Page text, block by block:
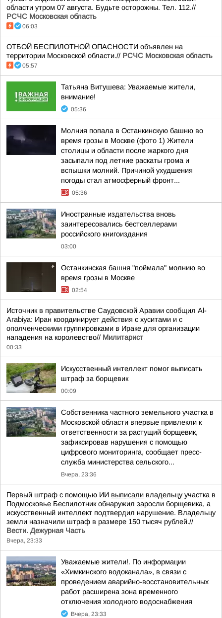
области утром 07 августа. Будьте осторожны. Тел. 112.//
РСЧС Московская область
06:03
ОТБОЙ БЕСПИЛОТНОЙ ОПАСНОСТИ объявлен на
территории Московской области.// РСЧС Московская область
05:57
Татьяна Витушева: Уважаемые жители,
внимание!
05:36
Молния попала в Останкинскую башню во
время грозы в Москве (фото 1) Жители
столицы и области после жаркого дня
засыпали под летние раскаты грома и
вспышки молний. Причиной ухудшения
погоды стал атмосферный фронт...
05:36
Иностранные издательства вновь
заинтересовались бестселлерами
российского книгоиздания
03:00
Останкинская башня "поймала" молнию во
время грозы в Москве
02:54
Источник в правительстве Саудовской Аравии сообщил Al-
Arabiya: Иран координирует действия с хуситами и с
ополченческими группировками в Ираке для организации
нападения на королевство// Милитарист
00:33
Искусственный интеллект помог выписать
штраф за борщевик
00:09
Собственника частного земельного участка в
Московской области впервые привлекли к
ответственности за растущий борщевик,
зафиксировав нарушения с помощью
цифрового мониторинга, сообщает пресс-
служба министерства сельского...
Вчера, 23:36
Первый штраф с помощью ИИ выписали владельцу участка в
Подмосковье Беспилотник обнаружил заросли борщевика, а
искусственный интеллект подтвердил нарушение. Владельцу
земли назначили штраф в размере 150 тысяч рублей.//
Вести. Дежурная Часть
Вчера, 23:33
Уважаемые жители!. По информации
«Химкинского водоканала», в связи с
проведением аварийно-восстановительных
работ расширена зона временного
отключения холодного водоснабжения
Вчера, 23:33